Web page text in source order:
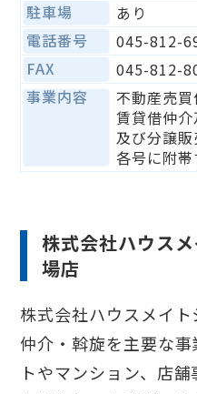
駐車場
あり
電話番号
045-812-
FAX
045-812-
事業内容
不動産売
賃貸借仲
及び分譲
各号に附
株式会社ハウス
場店
株式会社ハウスメイ
仲介・斡旋を主要な
トやマンション、店